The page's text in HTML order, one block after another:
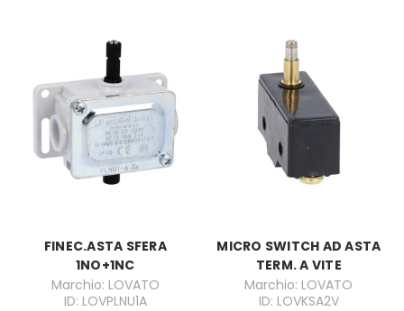
FINEC.ASTA SFERA
1NO+1NC
Marchio: LOVATO
ID: LOVPLNU1A
MICRO SWITCH AD ASTA
TERM. A VITE
Marchio: LOVATO
ID: LOVKSA2V